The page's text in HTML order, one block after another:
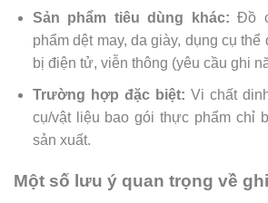
Sản phẩm tiêu dùng khác: Đồ
phẩm dệt may, da giày, dụng cụ thể
bị điện tử, viễn thông (yêu cầu ghi
Trường hợp đặc biệt: Vi chất
cụ/vật liệu bao gói thực phẩm chỉ
sản xuất.
Một số lưu ý quan trọng về